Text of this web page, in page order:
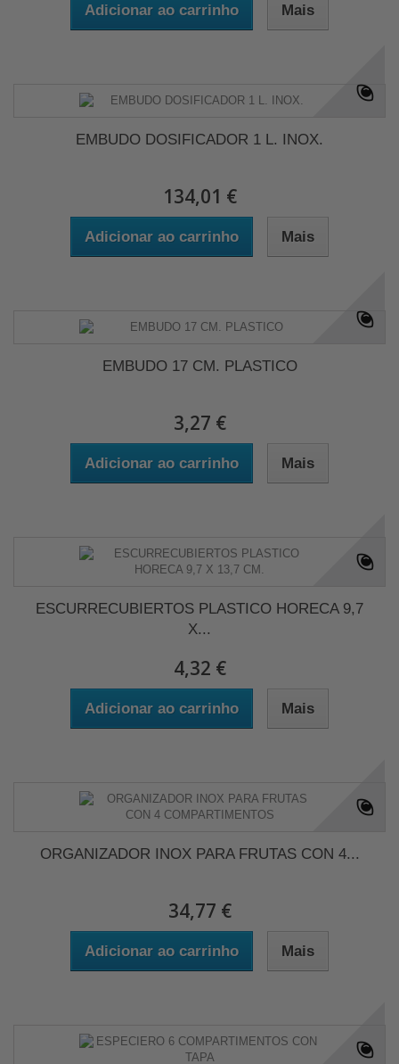
Adicionar ao carrinho Mais
EMBUDO DOSIFICADOR 1 L. INOX.
134,01 €
Adicionar ao carrinho Mais
EMBUDO 17 CM. PLASTICO
3,27 €
Adicionar ao carrinho Mais
ESCURRECUBIERTOS PLASTICO HORECA 9,7
X...
4,32 €
Adicionar ao carrinho Mais
ORGANIZADOR INOX PARA FRUTAS CON 4...
34,77 €
Adicionar ao carrinho Mais